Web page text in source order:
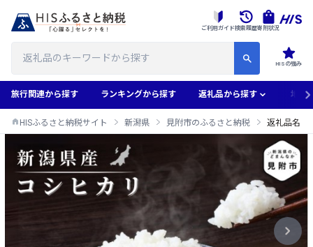
HISの強み
ご利用ガイド検索履歴寄附状況
旅行関連から探す ランキングから探す 返礼品から探す 地域
HISふるさと納税サイト 新潟県 見附市のふるさと納税 返礼品名